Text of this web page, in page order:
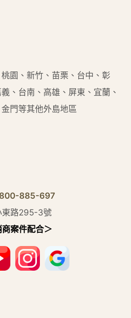
園、新竹、苗栗、台中、彰
、台南、高雄、屏東、宜蘭、
門等其他外島地區
885-697
東路295-3號
案件配合＞